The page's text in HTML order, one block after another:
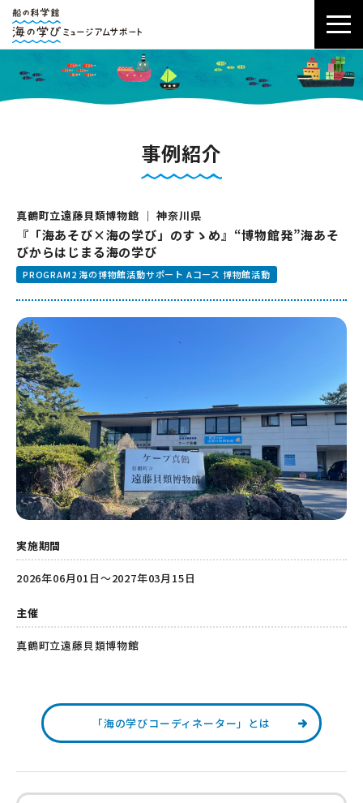
事例紹介
真鶴町立遠藤貝類博物館 ｜ 神奈川県
『「海あそび×海の学び」のすゝめ』“博物館発”海あそ
びからはじまる海の学び
PROGRAM2 海の博物館活動サポート Aコース 博物館活動
実施期間
2026年06月01日～2027年03月15日
主催
真鶴町立遠藤貝類博物館
「海の学びコーディネーター」とは